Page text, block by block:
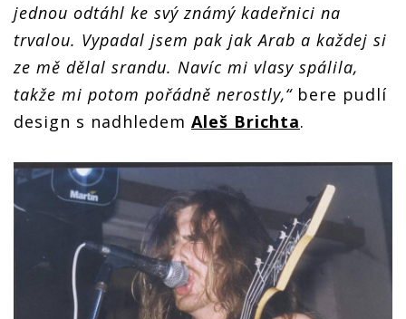
jednou odtáhl ke svý známý kadeřnici na
trvalou. Vypadal jsem pak jak Arab a každej si
ze mě dělal srandu. Navíc mi vlasy spálila,
takže mi potom pořádně nerostly,“ bere pudlí
design s nadhledem Aleš Brichta.